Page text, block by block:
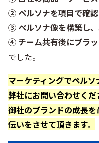
② ペルソナを項目で確
③ ペルソナ像を構築し
④ チーム共有後にブラ
でした。
マーケティングでペルソ
弊社にお問い合わせくだ
御社のブランドの成長
伝いをさせて頂きます。